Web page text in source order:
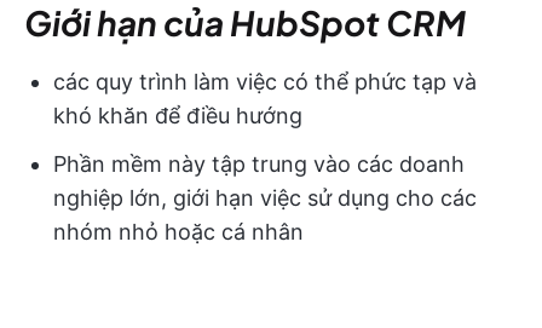
Giới hạn của HubSpot CRM
các quy trình làm việc có thể phức tạp và
khó khăn để điều hướng
Phần mềm này tập trung vào các doanh
nghiệp lớn, giới hạn việc sử dụng cho các
nhóm nhỏ hoặc cá nhân